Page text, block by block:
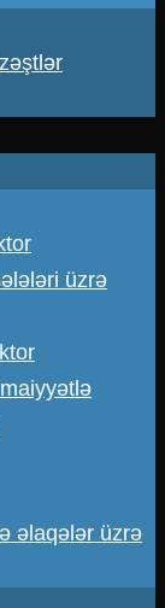
üzrə
əlaqələr üzrə